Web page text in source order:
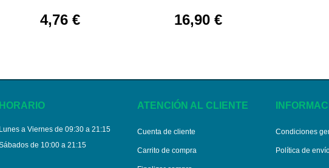
4,76 € 16,90 €
HORARIO
Lunes a Viernes de 09:30 a 21:15
de 10:00 a 21:15
ATENCIÓN AL CLIENTE
Cuenta de cliente
Carrito de compra
Condiciones
Política de